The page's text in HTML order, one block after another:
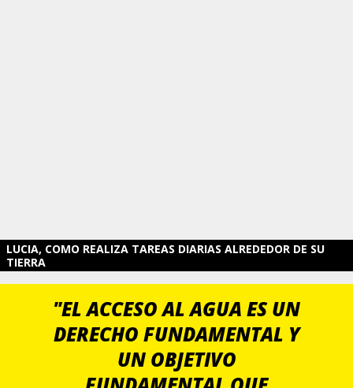
LUCIA, COMO REALIZA TAREAS DIARIAS ALREDEDOR DE SU
TIERRA
"EL ACCESO AL AGUA ES UN
DERECHO FUNDAMENTAL Y
UN OBJETIVO